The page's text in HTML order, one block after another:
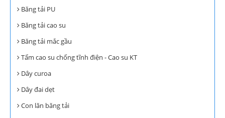
Băng tải PU
Băng tải cao su
Băng tải mắc gầu
Tấm cao su chống tĩnh điện - Cao su KT
Dây curoa
Dây đai dẹt
Con lăn băng tải